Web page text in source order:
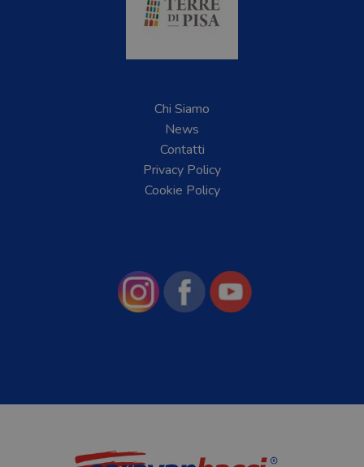
Chi Siamo
News
Contatti
Privacy Policy
Cookie Policy